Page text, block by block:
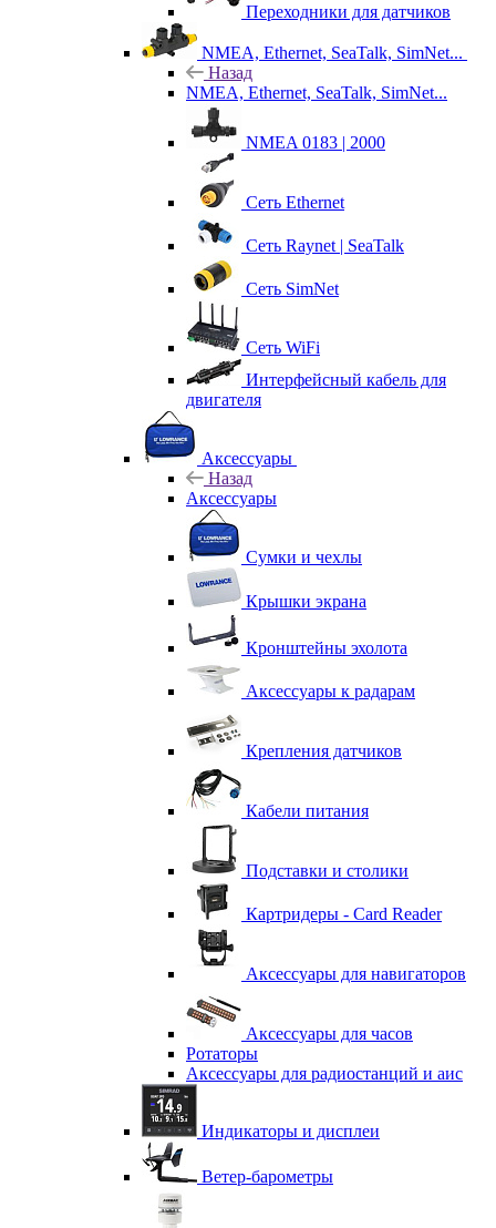
Переходники для датчиков
NMEA, Ethernet, SeaTalk, SimNet...
Назад
NMEA, Ethernet, SeaTalk, SimNet...
NMEA 0183 | 2000
Сеть Ethernet
Сеть Raynet | SeaTalk
Сеть SimNet
Сеть WiFi
Интерфейсный кабель для
двигателя
Аксессуары
Назад
Аксессуары
Сумки и чехлы
Крышки экрана
Кронштейны эхолота
Аксессуары к радарам
Крепления датчиков
Кабели питания
Подставки и столики
Картридеры - Card Reader
Аксессуары для навигаторов
Аксессуары для часов
Ротаторы
Аксессуары для радиостанций и аис
Индикаторы и дисплеи
Ветер-барометры